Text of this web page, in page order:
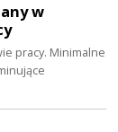
w
pracy. Minimalne